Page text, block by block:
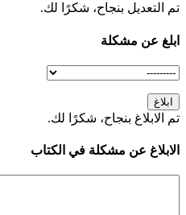
تم التعديل بنجاح، شكرًا لك.
ابلغ عن مشكلة
ابلاغ
تم الابلاغ بنجاح، شكرًا لك.
الابلاغ عن مشكلة في الكتاب